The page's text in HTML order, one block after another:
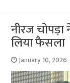
नीरज
लिया फैसला
January 10, 2026